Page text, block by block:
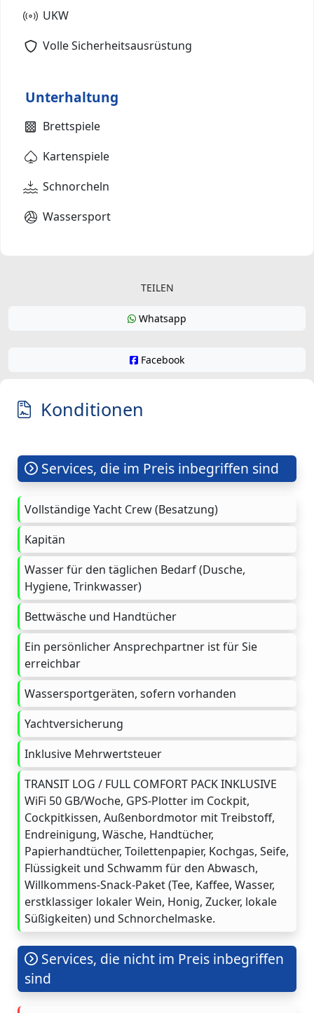
UKW
Volle Sicherheitsausrüstung
Unterhaltung
Brettspiele
Kartenspiele
Schnorcheln
Wassersport
TEILEN
Whatsapp
Facebook
Konditionen
Services, die im Preis inbegriffen sind
Vollständige Yacht Crew (Besatzung)
Kapitän
Wasser für den täglichen Bedarf (Dusche,
Hygiene, Trinkwasser)
Bettwäsche und Handtücher
Ein persönlicher Ansprechpartner ist für Sie
erreichbar
Wassersportgeräten, sofern vorhanden
Yachtversicherung
Inklusive Mehrwertsteuer
TRANSIT LOG / FULL COMFORT PACK INKLUSIVE
WiFi 50 GB/Woche, GPS-Plotter im Cockpit,
Cockpitkissen, Außenbordmotor mit Treibstoff,
Endreinigung, Wäsche, Handtücher,
Papierhandtücher, Toilettenpapier, Kochgas, Seife,
Flüssigkeit und Schwamm für den Abwasch,
Willkommens-Snack-Paket (Tee, Kaffee, Wasser,
erstklassiger lokaler Wein, Honig, Zucker, lokale
Süßigkeiten) und Schnorchelmaske.
Services, die nicht im Preis inbegriffen
sind